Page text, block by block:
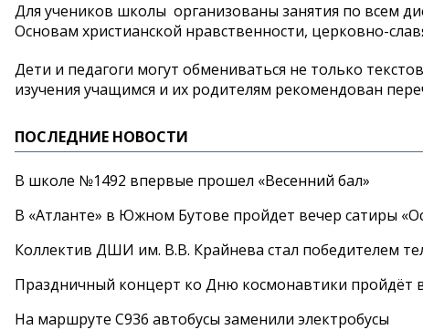
Для учеников школы организованы занятия по всем
Основам христианской нравственности, церковно-
Дети и педагоги могут обмениваться не только
изучения учащимся и их родителям рекомендован
ПОСЛЕДНИЕ НОВОСТИ
В школе №1492 впервые прошел «Весенний бал»
В «Атланте» в Южном Бутове пройдет вечер сатиры
Коллектив ДШИ им. В.В. Крайнева стал победителем
Праздничный концерт ко Дню космонавтики пройдёт
На маршруте С936 автобусы заменили электробусы